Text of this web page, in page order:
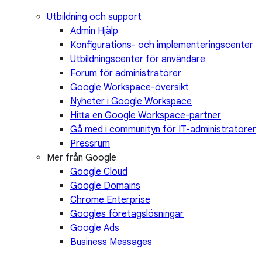
Utbildning och support
Admin Hjälp
Konfigurations- och implementeringscenter
Utbildningscenter för användare
Forum för administratörer
Google Workspace-översikt
Nyheter i Google Workspace
Hitta en Google Workspace-partner
Gå med i communityn för IT-administratörer
Pressrum
Mer från Google
Google Cloud
Google Domains
Chrome Enterprise
Googles företagslösningar
Google Ads
Business Messages